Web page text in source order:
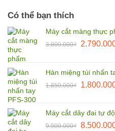
Có thể bạn thích
Máy cắt màng thực
3.800.000₫
Giá
Hàn miệng túi nhấn
1.850.000₫
Giá
Máy cắt dây đai tự
9.900.000₫ Giá